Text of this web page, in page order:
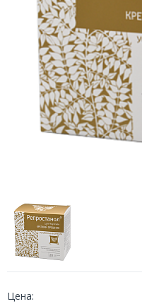
Цена: